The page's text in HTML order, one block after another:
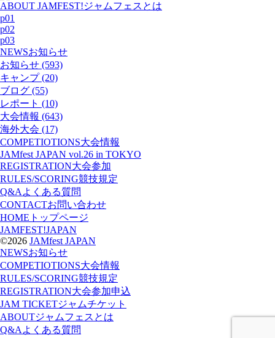
ABOUT JAMFEST!ジャムフェスとは
p01
p02
p03
NEWSお知らせ
お知らせ (593)
キャンプ (20)
ブログ (55)
レポート (10)
大会情報 (643)
海外大会 (17)
COMPETIOTIONS大会情報
JAMfest JAPAN vol.26 in TOKYO
REGISTRATION大会参加
RULES/SCORING競技規定
Q&A よくある質問
CONTACTお問い合わせ
HOME トップページ
JAMFEST!JAPAN
©2026 JAMfest JAPAN
NEWSお知らせ
COMPETIOTIONS大会情報
RULES/SCORING競技規定
REGISTRATION大会参加申込
JAM TICKETジャムチケット
ABOUTジャムフェスとは
Q&A よくある質問